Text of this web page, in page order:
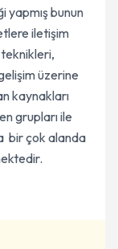
yapmış bunun
iletişim
üzerine
kaynakları
grupları ile
bir çok alanda